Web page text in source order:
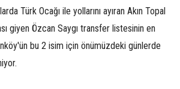
Türk Ocağı ile yollarını ayıran Akın Topal
giyen Özcan Saygı transfer listesinin en
bu 2 isim için önümüzdeki günlerde